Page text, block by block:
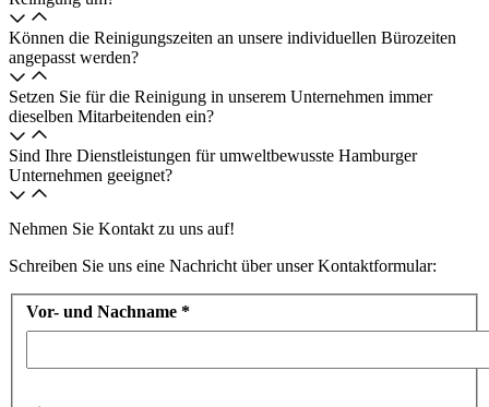
Können die Reinigungszeiten an unsere individuellen Bürozeiten
angepasst werden?
Setzen Sie für die Reinigung in unserem Unternehmen immer
dieselben Mitarbeitenden ein?
Sind Ihre Dienstleistungen für umweltbewusste Hamburger
Unternehmen geeignet?
Nehmen Sie Kontakt zu uns auf!
Schreiben Sie uns eine Nachricht über unser Kontaktformular:
Vor- und Nachname *